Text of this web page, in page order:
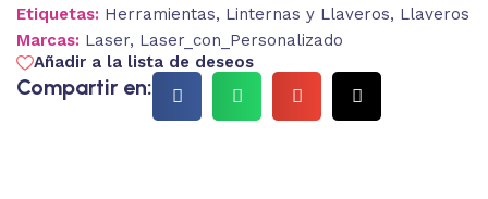
Etiquetas: Herramientas, Linternas y Llaveros, Llaveros
Marcas: Laser, Laser_con_Personalizado
Añadir a la lista de deseos
Compartir en: